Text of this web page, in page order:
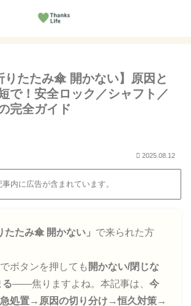
りたたみ傘 開かない】原因と
で！安全ロック／シャフト／
完全ガイド
2025.08.12
事内に広告が含まれています。
たたみ傘 開かない」 で来られた方
ボタンを押しても 開かない/閉じな
る——焦りますよね。本記事は、 今
急処置→原因の切り分け→恒久対策→